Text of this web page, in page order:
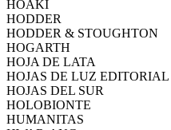
HOAKI
HODDER
HODDER & STOUGHTON
HOGARTH
HOJA DE LATA
HOJAS DE LUZ EDITORIAL
HOJAS DEL SUR
HOLOBIONTE
HUMANITAS